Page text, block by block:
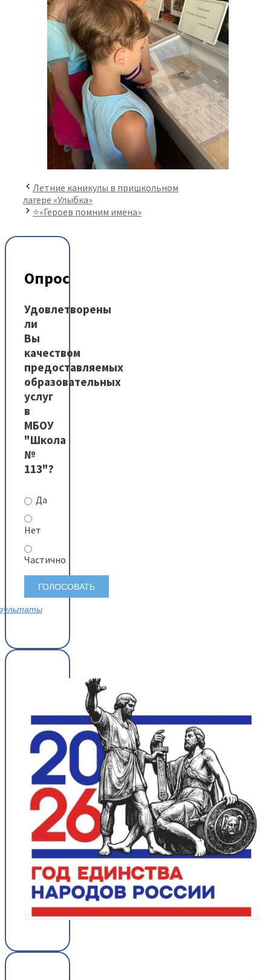
Летние каникулы в пришкольном
лагере «Улыбка»
⭐️«Героев помним имена»
Опрос
Удовлетворены
ли
Вы
качеством
предоставляемых
образовательных
услуг
в
МБОУ
"Школа
№
113"?
Да
Нет
Частично